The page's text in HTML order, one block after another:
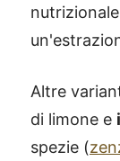
Altre
di limone e
spezie (